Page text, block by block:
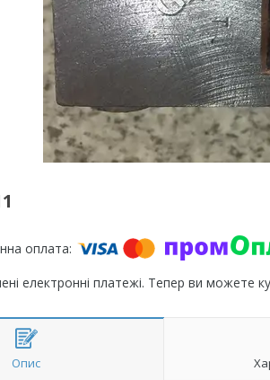
електронні платежі. Тепер ви можете
Опис